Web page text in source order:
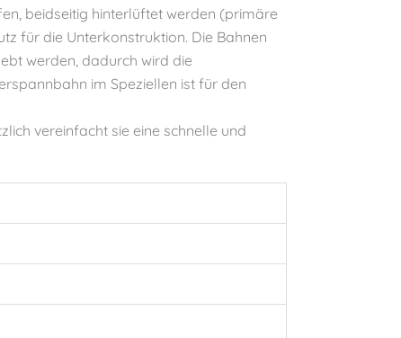
beidseitig hinterlüftet werden (primäre
für die Unterkonstruktion. Die Bahnen
werden, dadurch wird die
im Speziellen ist für den
vereinfacht sie eine schnelle und